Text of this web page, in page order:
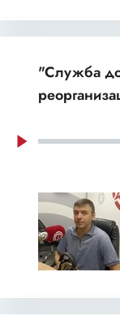
"Служба